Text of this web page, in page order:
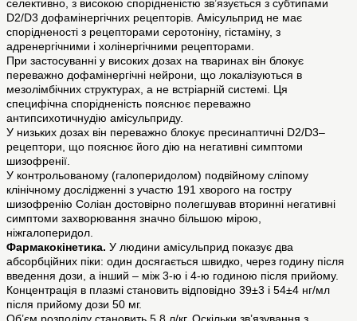
селективно, з високою спорідненістю зв’язується з субтипами
D2/D3 дофамінергічних рецепторів. Амісульприд не має
спорідненості з рецепторами серотоніну, гістаміну, з
адренергічними і холінергічними рецепторами.
При застосуванні у високих дозах на тваринах він блокує
переважно дофамінергічні нейрони, що локалізуються в
мезолімбічних структурах, а не встріарній системі. Ця
специфічна спорідненість пояснює переважно
антипсихотичнудію амісульприду.
У низьких дозах він переважно блокує пресинаптичні D2/D3–
рецептори, що пояснює його дію на негативні симптоми
шизофренії.
У контрольованому (галоперидолом) подвійному сліпому
клінічному дослідженні з участю 191 хворого на гостру
шизофренію Соліан достовірно полегшував вторинні негативні
симптоми захворювання значно більшою мірою,
ніжгалоперидол.
Фармакокінетика. У людини амісульприд показує два
абсорбційних піки: один досягається швидко, через годину після
введення дози, а інший – між 3-ю і 4-ю годиною після прийому.
Концентрація в плазмі становить відповідно 39±3 і 54±4 нг/мл
після прийому дози 50 мг.